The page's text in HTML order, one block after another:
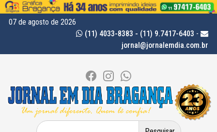
07 de agosto de 2026
(11) 4033-8383 - (11) 9.7417-6403 -
jornal@jornalemdia.com.br
Pesquisar